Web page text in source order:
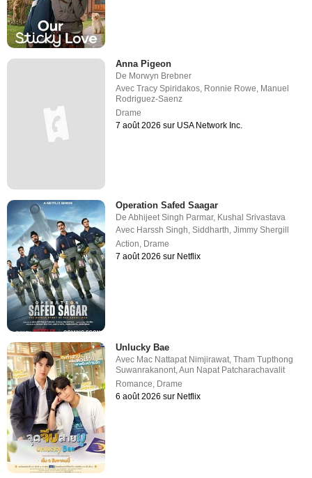
Anna Pigeon
De Morwyn Brebner
AvecTracy Spiridakos, Ronnie Rowe, Manuel
Rodriguez-Saenz
Drame
7 août 2026 sur USA Network Inc.
Operation Safed Saagar
DeAbhijeet Singh Parmar, Kushal Srivastava
Avec Harssh Singh,Siddharth,Jimmy Shergill
Action, Drame
7 août 2026 sur Netflix
Unlucky Bae
Avec Mac Nattapat Nimjirawat ,Tham Tupthong
Suwanrakanont ,Aun Napat Patcharachavalit
Romance Drame
6 août 2026 sur Netflix